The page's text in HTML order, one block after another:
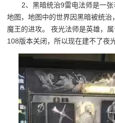
2、黑暗统治9雷电法师是一
地图，地图中的世界因黑暗被统
魔王的进攻。 夜光法师是英雄，
108版本关闭，所以现在建不了夜